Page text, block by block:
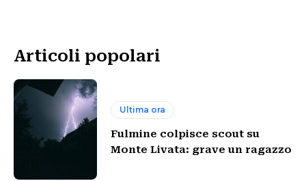
Articoli popolari
Ultima ora
Fulmine colpisce scout su
Monte Livata: grave un ragazzo